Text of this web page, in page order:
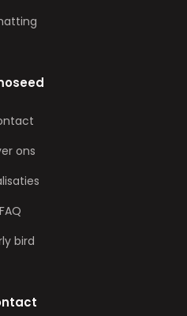
ons
FAQ
bird